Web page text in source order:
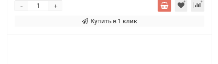
+
-
Купить в 1 клик